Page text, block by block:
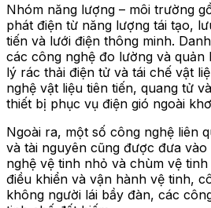
Nhóm năng lượng – môi trường
phát điện từ năng lượng tái tạo,
tiến và lưới điện thông minh.
các công nghệ đo lường và quản
lý rác thải điện tử và tái chế vật
nghệ vật liệu tiên tiến, quang tử
thiết bị phục vụ điện gió ngoài
Ngoài ra, một số công nghệ liên
và tài nguyên cũng được đưa vào
nghệ vệ tinh nhỏ và chùm vệ tinh
điều khiển và vận hành vệ tinh,
không người lái bầy đàn, các